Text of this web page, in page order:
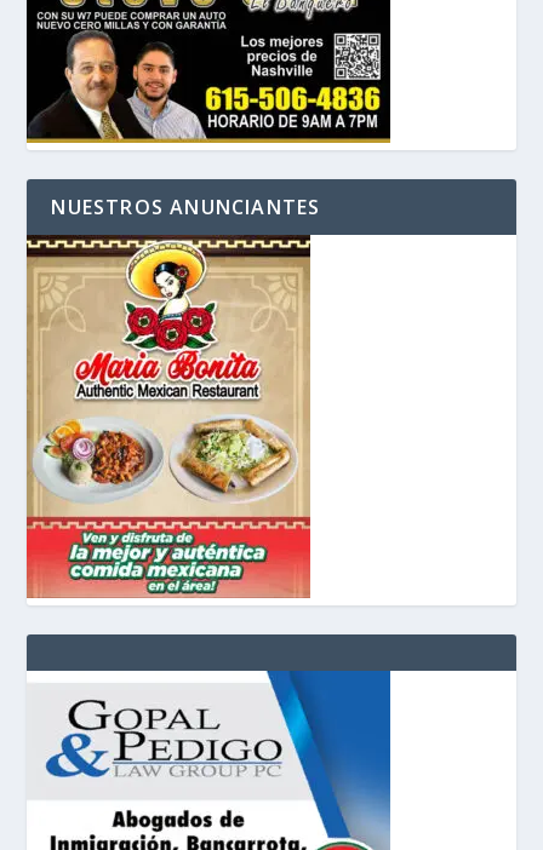
NUESTROS ANUNCIANTES